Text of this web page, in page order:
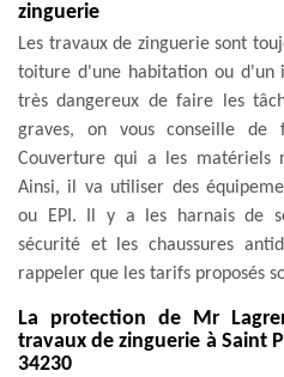
zinguerie
Les travaux de zinguerie sont
toiture d'une habitation ou d'un
très dangereux de faire les
graves, on vous conseille
Couverture qui a les matériels
Ainsi, il va utiliser des
ou EPI. Il y a les harnais de
sécurité et les chaussures
rappeler que les tarifs proposés
La protection de Mr
travaux de zinguerie à Saint
34230